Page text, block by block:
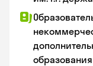
образования